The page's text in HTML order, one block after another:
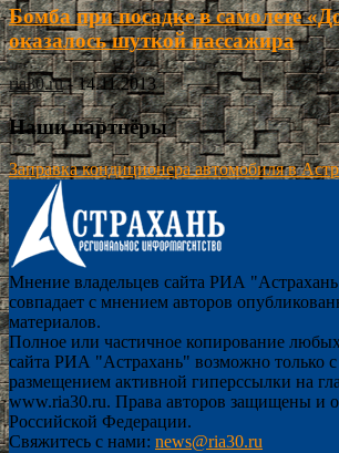
Бомба при посадке в самолете
оказалось шуткой пассажира
ria30.ru - 14.11.2013
Наши партнёры
Заправка кондиционера автомобиля в
Мнение владельцев сайта РИА
совпадает с мнением авторов
материалов.
Полное или частичное копирование
сайта РИА "Астрахань" возможно только с
размещением активной гиперссылки на
www.ria30.ru. Права авторов защищены и
Российской Федерации.
Свяжитесь с нами: news@ria30.ru